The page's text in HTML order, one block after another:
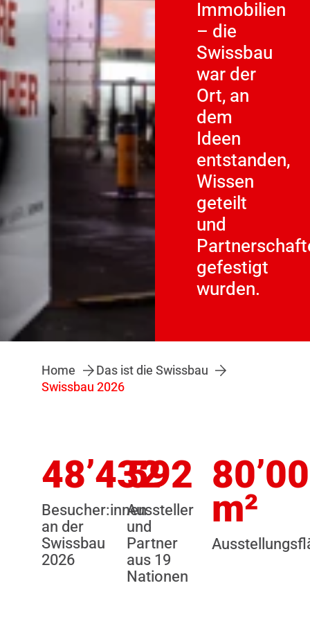
Immobilien
– die
Swissbau
war der
Ort, an
dem
Ideen
entstanden,
Wissen
geteilt
und
gefestigt
wurden.
Home
Das ist die Swissbau
Swissbau 2026
48’432
Besucher:innen
an der
Swissbau
2026
592
Aussteller
und
Partner
aus 19
Nationen
m²